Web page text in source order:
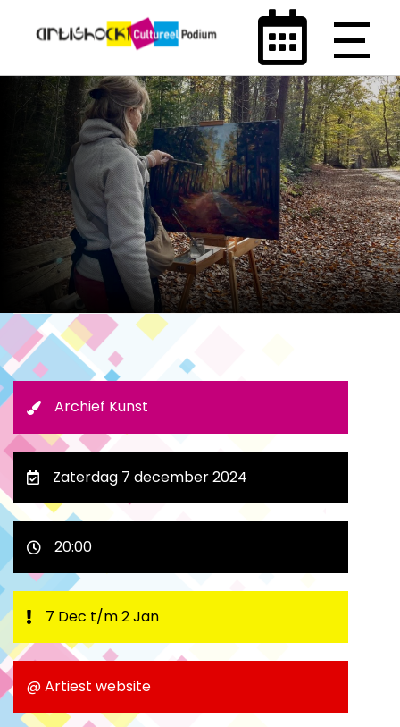
Archief Kunst
Zaterdag 7 december 2024
20:00
7 Dec t/m 2 Jan
@ Artiest website